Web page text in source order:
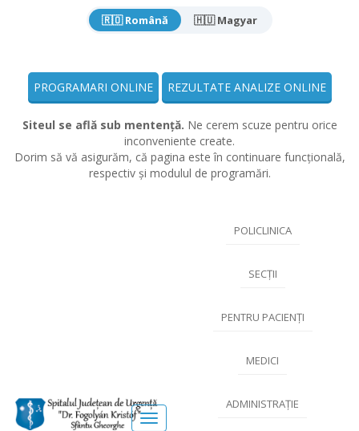
🇷🇴 Română 🇭🇺 Magyar
PROGRAMARI ONLINE REZULTATE ANALIZE ONLINE
Siteul se află sub mentență. Ne cerem scuze pentru orice
inconveniente create.
Dorim să vă asigurăm, că pagina este în continuare funcțională,
respectiv și modulul de programări.
Meniu
POLICLINICA
SECȚII
PENTRU PACIENȚI
MEDICI
ADMINISTRAȚIE